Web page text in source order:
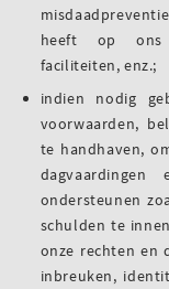
heeft op ons
faciliteiten, enz.;
indien nodig
voorwaarden,
te handhaven,
dagvaardingen
ondersteunen
schulden te
onze rechten en
inbreuken,